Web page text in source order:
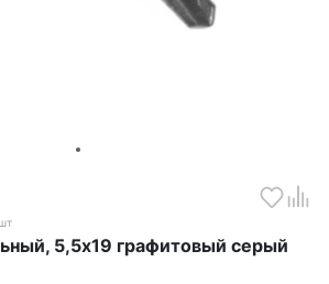
5,5х19 графитовый серый